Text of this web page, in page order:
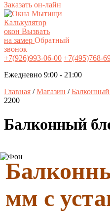
Заказать он-лайн
Калькулятор
окон Вызвать
на замер Обратный
звонок
+7(926)993-06-00 +7(495)768-
Ежедневно 9:00 - 21:00
Главная /Магазин /
2200
Балконный
мм с